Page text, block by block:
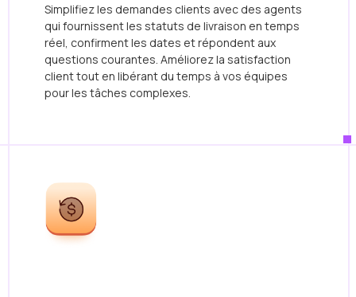
Simplifiez les demandes clients avec des agents
qui fournissent les statuts de livraison en temps
réel, confirment les dates et répondent aux
questions courantes. Améliorez la satisfaction
client tout en libérant du temps à vos équipes
pour les tâches complexes.